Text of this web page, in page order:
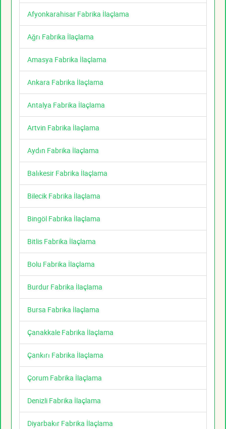
Afyonkarahisar Fabrika İlaçlama
Ağrı Fabrika İlaçlama
Amasya Fabrika İlaçlama
Ankara Fabrika İlaçlama
Antalya Fabrika İlaçlama
Artvin Fabrika İlaçlama
Aydın Fabrika İlaçlama
Balıkesir Fabrika İlaçlama
Bilecik Fabrika İlaçlama
Bingöl Fabrika İlaçlama
Bitlis Fabrika İlaçlama
Bolu Fabrika İlaçlama
Burdur Fabrika İlaçlama
Bursa Fabrika İlaçlama
Çanakkale Fabrika İlaçlama
Çankırı Fabrika İlaçlama
Çorum Fabrika İlaçlama
Denizli Fabrika İlaçlama
Diyarbakır Fabrika İlaçlama